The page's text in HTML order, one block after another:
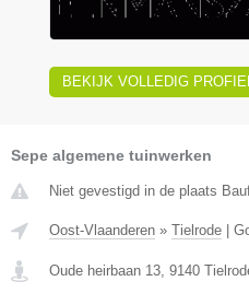
BEKIJK VOLLEDIG
Sepe algemene tuinwerken
Niet gevestigd in de plaats
Oost-Vlaanderen » Tielrode
Oude heirbaan 13, 9140